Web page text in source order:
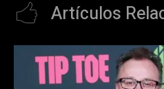
Artículos